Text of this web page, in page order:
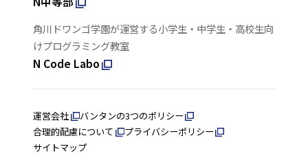
角川ドワンゴ学園が運営する小学生・中学生・高校生向
けプログラミング教室
N Code Labo
運営会社
バンタンの3つのポリシー
合理的配慮について
プライバシーポリシー
サイトマップ